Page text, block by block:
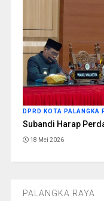
DPRD KOTA PALANGKA
Subandi Harap
18 Mei 2026
PALANGKA RAYA